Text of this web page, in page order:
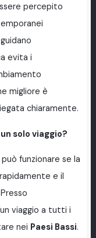
percepito
evita i
migliore è
chiaramente.
solo viaggio?
funzionare se la
e il
viaggio a tutti i
nei Paesi Bassi.